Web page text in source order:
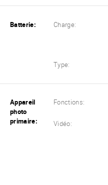
Batterie: Charge:
Type:
Appareil
photo
primaire:
Fonctions:
Vidéo: